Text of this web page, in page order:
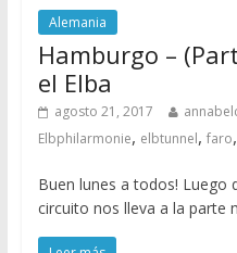
Alemania
Hamburgo –
el Elba
agosto 21, 2017
Elbphilarmonie, elbtunnel, faro,
Buen lunes a todos! Luego
circuito nos lleva a la parte